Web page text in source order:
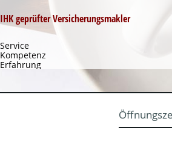
IHK geprüfter Versicherungsmakler
Service
Kompetenz
Erfahrung